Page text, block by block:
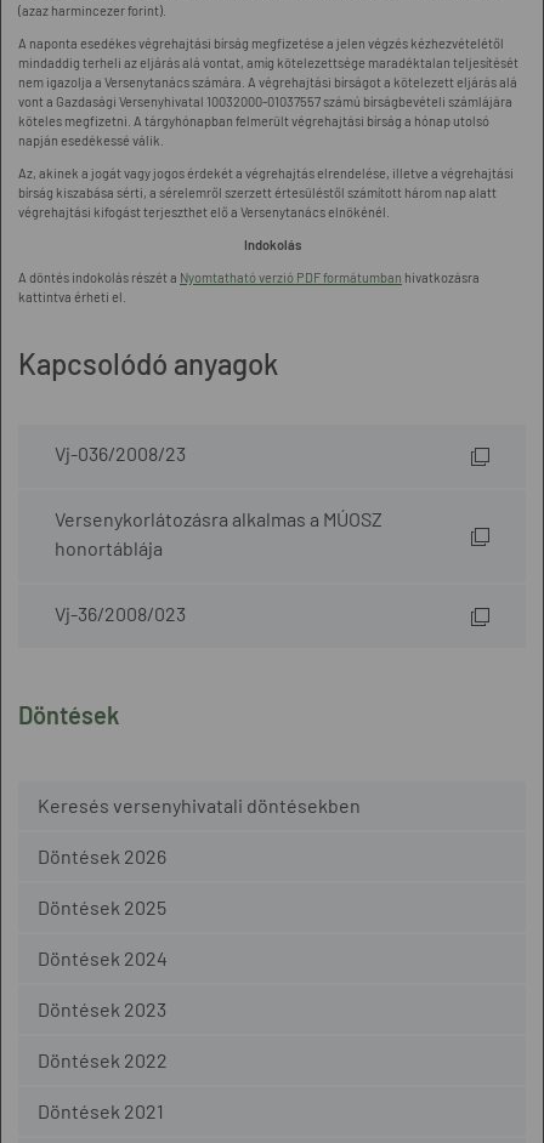
Döntések
Keresés versenyhivatali döntésekben
Döntések 2026
Döntések 2025
Döntések 2024
Döntések 2023
Döntések 2022
Döntések 2021
(azaz harmincezer forint).
A naponta esedékes végrehajtási bírság megfizetése a jelen végzés kézhezvételétől
mindaddig terheli az eljárás alá vontat, amíg kötelezettsége maradéktalan teljesítését
nem igazolja a Versenytanács számára. A végrehajtási bírságot a kötelezett eljárás alá
vont a Gazdasági Versenyhivatal 10032000-01037557 számú bírságbevételi számlájára
köteles megfizetni. A tárgyhónapban felmerült végrehajtási bírság a hónap utolsó
napján esedékessé válik.
Az, akinek a jogát vagy jogos érdekét a végrehajtás elrendelése, illetve a végrehajtási
bírság kiszabása sérti, a sérelemről szerzett értesüléstől számított három nap alatt
végrehajtási kifogást terjeszthet elő a Versenytanács elnökénél.
Indokolás
A döntés indokolás részét a Nyomtatható verzió PDF formátumban hivatkozásra
kattintva érheti el.
Kapcsolódó anyagok
Vj-036/2008/23
Versenykorlátozásra alkalmas a MÚOSZ
honortáblája
Vj-36/2008/023